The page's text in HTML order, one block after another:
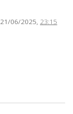
21/06/2025, 23:15